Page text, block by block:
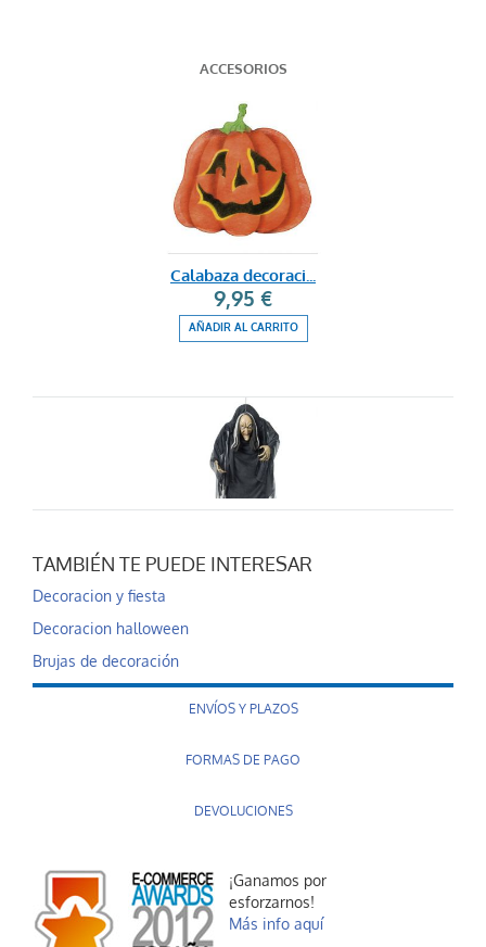
ACCESORIOS
Calabaza decoraci...
9,95 €
AÑADIR AL CARRITO
AÑADIR AL CARRITO
Calavera parlante...
24,50 €
AÑADIR AL CARRITO
TAMBIÉN TE PUEDE INTERESAR
Decoracion y fiesta
Decoracion halloween
Brujas de decoración
ENVÍOS Y PLAZOS
FORMAS DE PAGO
DEVOLUCIONES
¡Ganamos por
esforzarnos!
Más info aquí